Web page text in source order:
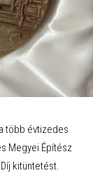
több évtizedes
Megyei Építész
kitüntetést.